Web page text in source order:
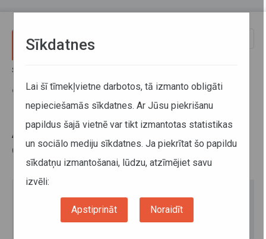
Sākums
ceļu satiksmē
ATD turpina izglītot bērnus par
drošību sabiedriskajā transportā
un ceļu satiksmē
Sīkdatnes
Lai šī tīmekļvietne darbotos, tā izmanto obligāti
nepieciešamās sīkdatnes. Ar Jūsu piekrišanu
papildus šajā vietnē var tikt izmantotas statistikas
un sociālo mediju sīkdatnes. Ja piekrītat šo papildu
sīkdatņu izmantošanai, lūdzu, atzīmējiet savu
izvēli:
Apstiprināt Noraidīt